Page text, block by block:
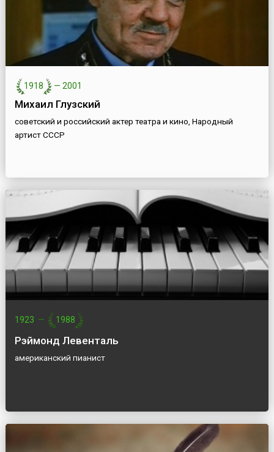
1918 — 2001
Михаил Глузский
советский и российский актер театра и кино, Народный
артист СССР
1923 — 1988
Рэймонд Левенталь
американский пианист